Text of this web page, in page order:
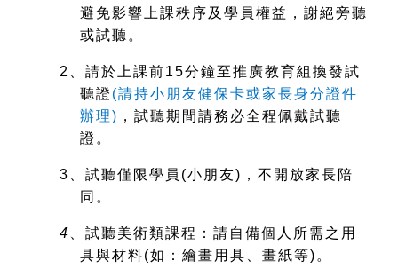
避免影響上課秩序及學員權益，謝絕旁聽
或試聽。
2
、請於上課前15分鐘至推廣教育組換發試
聽證 (請持小朋友健保卡或家長身分證件
辦理) ，試聽期間請務必全程佩戴試聽
證。
3
、試聽僅限學員(小朋友)，不開放家長陪
同。
4
、試聽美術類課程：請自備個人所需之用
具與材料(如：繪畫用具、畫紙等)。